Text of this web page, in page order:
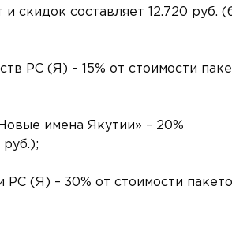
скидок составляет 12.720 руб.
РС (Я) – 15% от стоимости
имена Якутии» – 20%
руб.);
(Я) – 30% от стоимости